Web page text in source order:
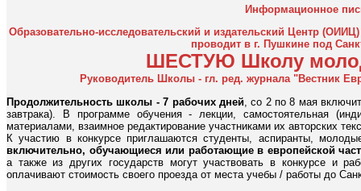
Информационное
Образовательно-исследовательский и издательский Центр
проводит в г. Пушкине под
ШЕСТУЮ Школу
Руководитель Школы - гл. ред. журнала "Вестник
Продолжительность школы - 7 рабочих дней , со 2 по 8 мая
завтрака). В программе обучения - лекции, самостоятельная
материалами, взаимное редактирование участниками их авторских
К участию в конкурсе приглашаются студенты, аспиранты,
включительно, обучающиеся или работающие в европейской
а также из других государств могут участвовать в конкурсе и
оплачивают стоимость своего проезда от места учебы / работы до